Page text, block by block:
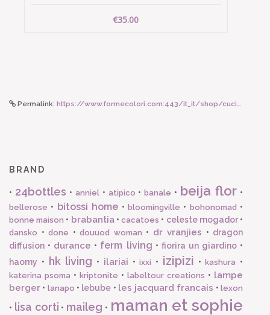
€35.00
Permalink: https://www.formecolori.com:443/it_it/shop/cucina/tessili/les_jacquard_francais_le_jacquard_francais_grembiule_90_x_96_cm/1128
BRAND
• 24bottles • anniel• atipico •banale • beija flor •
bellerose • bitossi home • bloomingville • bohonomad •
bonne maison • brabantia•cacatoes • celeste mogador•
dansko • done • douuod woman • dr vranjies • dragon
diffusion • durance • ferm living • fiorira un giardino•
haomy • hk living • ilariai •ixxi • izipizi •kashura •
katerina psoma • kriptonite • labeltour creations • lampe
berger • lanapo • lebube • les jacquard francais •lexon
• lisa corti • maileg • maman et sophie